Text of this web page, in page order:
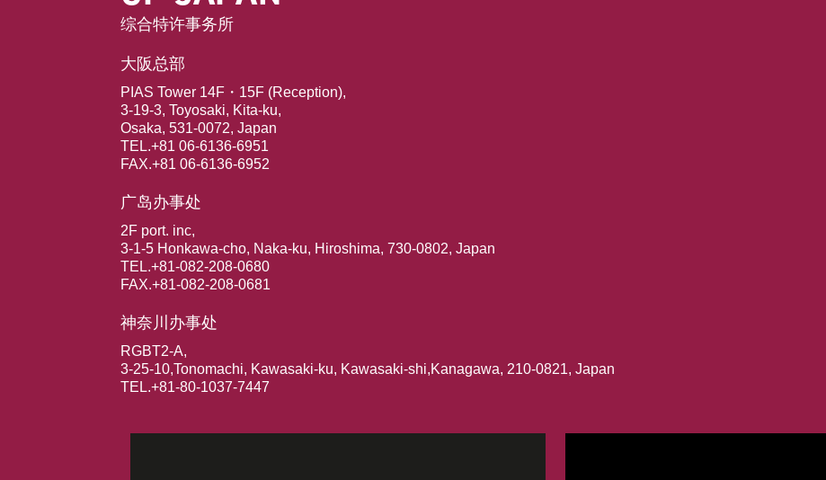
综合特许事务所
大阪总部
PIAS Tower 14F・15F (Reception),
3-19-3, Toyosaki, Kita-ku,
Osaka, 531-0072, Japan
TEL.+81 06-6136-6951
FAX.+81 06-6136-6952
广岛办事处
2F port. inc,
3-1-5 Honkawa-cho, Naka-ku, Hiroshima, 730-0802, Japan
TEL.+81-082-208-0680
FAX.+81-082-208-0681
神奈川办事处
RGBT2-A,
3-25-10,Tonomachi, Kawasaki-ku, Kawasaki-shi,Kanagawa, 210-0821, Japan
TEL.+81-80-1037-7447